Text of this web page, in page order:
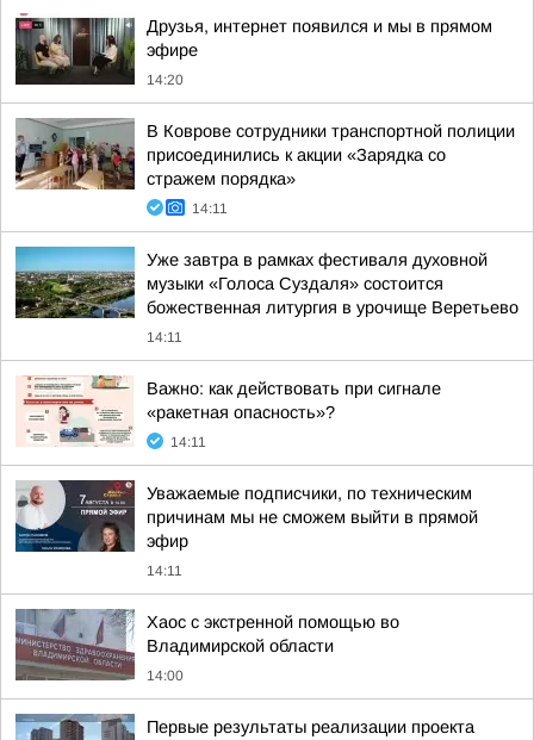
Друзья, интернет появился и мы в прямом
эфире
14:20
В Коврове сотрудники транспортной полиции
присоединились к акции «Зарядка со
стражем порядка»
14:11
Уже завтра в рамках фестиваля духовной
музыки «Голоса Суздаля» состоится
божественная литургия в урочище Веретьево
14:11
Важно: как действовать при сигнале
«ракетная опасность»?
14:11
Уважаемые подписчики, по техническим
причинам мы не сможем выйти в прямой
эфир
14:11
Хаос с экстренной помощью во
Владимирской области
14:00
Первые результаты реализации проекта